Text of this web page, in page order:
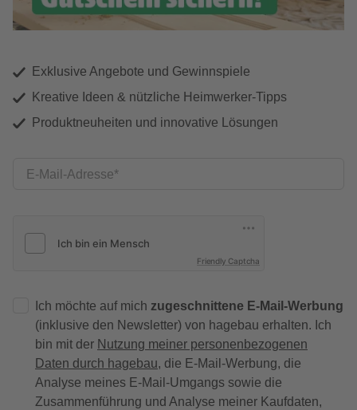
Exklusive Angebote und Gewinnspiele
Kreative Ideen & nützliche Heimwerker-Tipps
Produktneuheiten und innovative Lösungen
E-Mail-Adresse
Friendly Captcha
Ich möchte auf mich zugeschnittene E-Mail-Werbung
(inklusive den Newsletter) von hagebau erhalten. Ich
bin mit der Nutzung meiner personenbezogenen
Daten durch hagebau, die E-Mail-Werbung, die
Analyse meines E-Mail-Umgangs sowie die
Zusammenführung und Analyse meiner Kaufdaten,